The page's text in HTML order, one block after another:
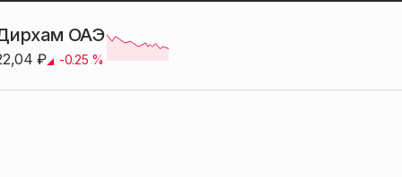
ОАЭ
₽ -0.25 %